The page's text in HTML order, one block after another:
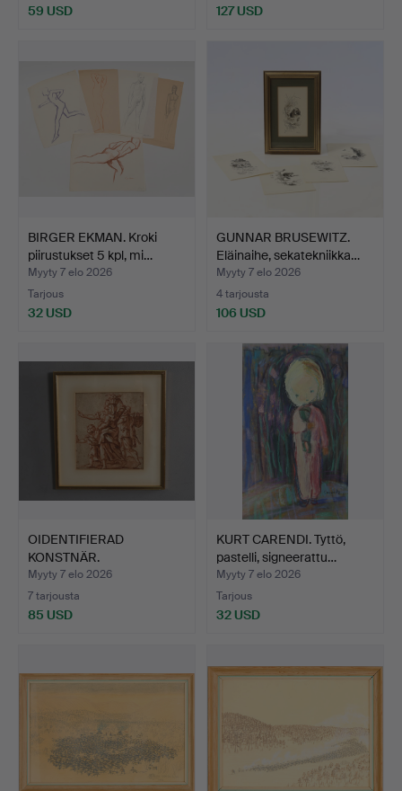
59 USD 127 USD
BIRGER EKMAN. Kroki
piirustukset 5 kpl, mi…
Myyty 7 elo 2026
Tarjous
32 USD
GUNNAR BRUSEWITZ.
Eläinaihe, sekatekniikka…
Myyty 7 elo 2026
4 tarjousta
106 USD
OIDENTIFIERAD
KONSTNÄR.
Tussilaveeraus, ra…
Myyty 7 elo 2026
7 tarjousta
85 USD
KURT CARENDI. Tyttö,
pastelli, signeerattu…
Myyty 7 elo 2026
Tarjous
32 USD